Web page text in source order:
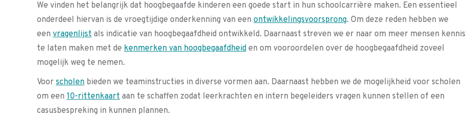
We vinden het belangrijk dat hoogbegaafde kinderen een goede start in hun schoolcarrière maken. Een essentieel
onderdeel hiervan is de vroegtijdige onderkenning van een ontwikkelingsvoorsprong. Om deze reden hebben we
een vragenlijst als indicatie van hoogbegaafdheid ontwikkeld. Daarnaast streven we er naar om meer mensen kennis
te laten maken met de kenmerken van hoogbegaafdheid en om vooroordelen over de hoogbegaafdheid zoveel
mogelijk weg te nemen.
Voor scholen bieden we teaminstructies in diverse vormen aan. Daarnaast hebben we de mogelijkheid voor scholen
om een 10-rittenkaart aan te schaffen zodat leerkrachten en intern begeleiders vragen kunnen stellen of een
casusbespreking in kunnen plannen.